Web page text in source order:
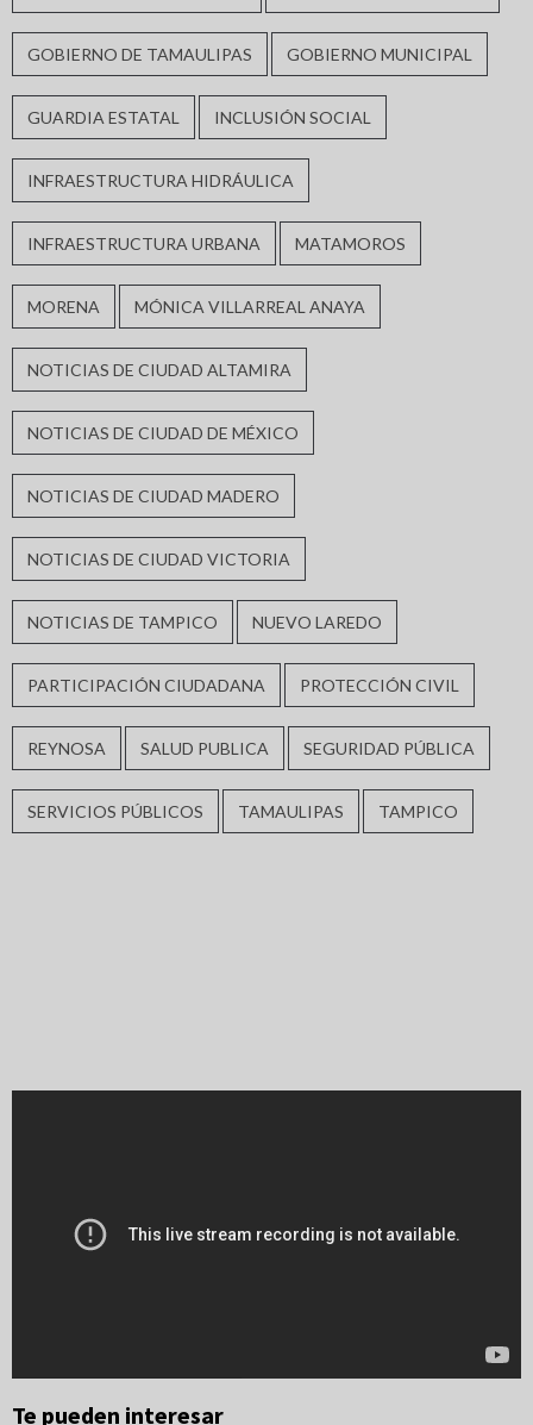
GOBIERNO DE TAMAULIPAS GOBIERNO MUNICIPAL
GUARDIA ESTATAL INCLUSIÓN SOCIAL
INFRAESTRUCTURA HIDRÁULICA
INFRAESTRUCTURA URBANA MATAMOROS
MORENA MÓNICA VILLARREAL ANAYA
NOTICIAS DE CIUDAD ALTAMIRA
NOTICIAS DE CIUDAD DE MÉXICO
NOTICIAS DE CIUDAD MADERO
NOTICIAS DE CIUDAD VICTORIA
NOTICIAS DE TAMPICO NUEVO LAREDO
PARTICIPACIÓN CIUDADANA PROTECCIÓN CIVIL
REYNOSA SALUD PUBLICA SEGURIDAD PÚBLICA
SERVICIOS PÚBLICOS TAMAULIPAS TAMPICO
Te pueden interesar